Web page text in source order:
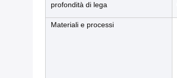
profondità di lega
Materiali e processi